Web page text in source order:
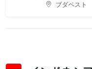
ブダペスト